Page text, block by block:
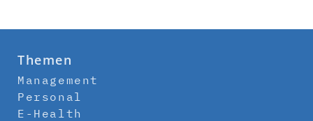
Themen
Management
Personal
E-Health